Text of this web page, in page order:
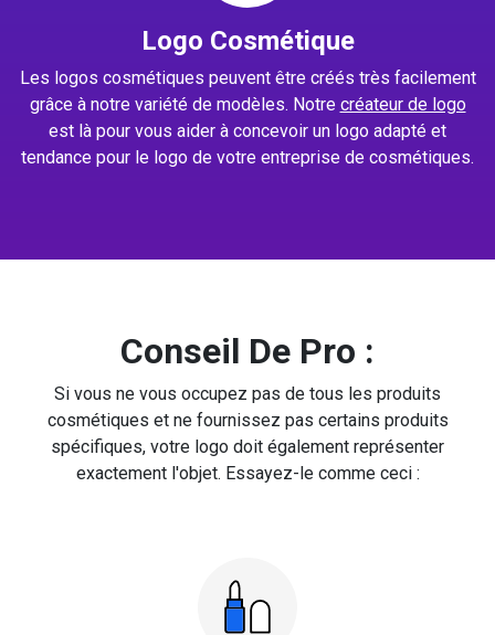
Logo Cosmétique
Les logos cosmétiques peuvent être créés très facilement
grâce à notre variété de modèles. Notre créateur de logo
est là pour vous aider à concevoir un logo adapté et
tendance pour le logo de votre entreprise de cosmétiques.
Conseil De Pro :
Si vous ne vous occupez pas de tous les produits
cosmétiques et ne fournissez pas certains produits
spécifiques, votre logo doit également représenter
exactement l'objet. Essayez-le comme ceci :